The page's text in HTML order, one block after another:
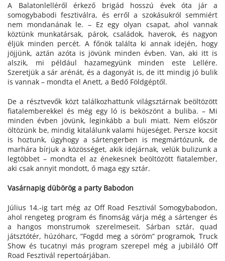
A Balatonlelléről érkező brigád hosszú évek óta jár a
somogybabodi fesztiválra, és erről a szokásukról semmiért
nem mondanának le. – Ez egy olyan csapat, ahol vannak
köztünk munkatársak, párok, családok, haverok, és nagyon
éljük minden percét. A főnök találta ki annak idején, hogy
jöjjünk, aztán azóta is jövünk minden évben. Van, aki itt is
alszik, mi például hazamegyünk minden este Lellére.
Szeretjük a sár arénát, és a dagonyát is, de itt mindig jó bulik
is vannak – mondta el Anett, a Bedő Földgéptől.
De a résztvevők közt találkozhattunk világsztárnak beöltözött
fiatalemberekkel és még egy ló is beköszönt a buliba. – Mi
minden évben jövünk, leginkább a buli miatt. Nem először
öltözünk be, mindig kitalálunk valami hüjeséget. Persze kocsit
is hoztunk, úgyhogy a sártengerben is megmártózunk, de
marhára bírjuk a közösséget, akik idejárnak, velük bulizunk a
legtöbbet – mondta el az énekesnek beöltözött fiatalember,
aki csak annyit mondott, ő maga egy sztár.
Vasárnapig dübörög a party Babodon
Július 14.-ig tart még az Off Road Fesztivál Somogybabodon,
ahol rengeteg program és finomság várja még a sártenger és
a hangos monstrumok szerelmeseit. Sárban sztár, quad
játsztótér, húzóharc, ”Fogdd meg a söröm” programok, Truck
Show és tucatnyi más program szerepel még a jubiláló Off
Road Fesztivál repertoárjában.